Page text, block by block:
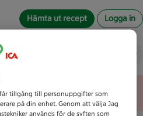
Hämta ut recept Logga in
idag?
error
tillgång till personuppgifter som
på din enhet. Genom att välja Jag
används för de syften som